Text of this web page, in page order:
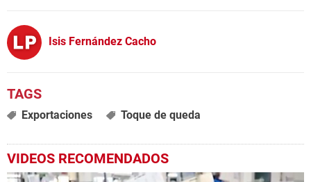
Isis Fernández Cacho
Exportaciones Toque de queda
VIDEOS RECOMENDADOS